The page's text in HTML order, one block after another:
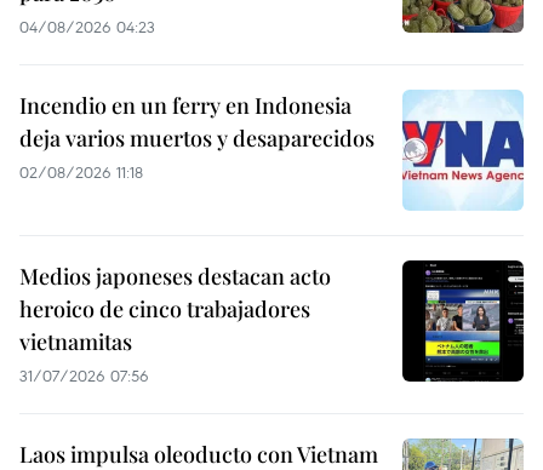
04/08/2026 04:23
Incendio en un ferry en Indonesia
deja varios muertos y desaparecidos
02/08/2026 11:18
Medios japoneses destacan acto
heroico de cinco trabajadores
vietnamitas
31/07/2026 07:56
Laos impulsa oleoducto con Vietnam